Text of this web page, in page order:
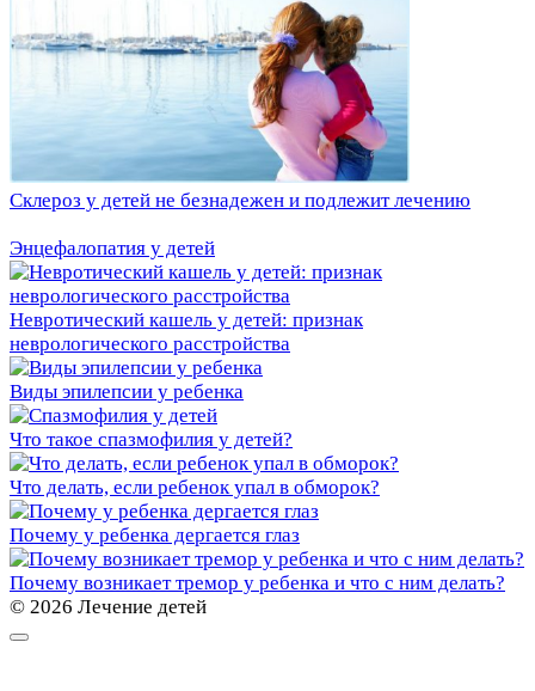
Склероз у детей не безнадежен и подлежит лечению
Энцефалопатия у детей
Невротический кашель у детей: признак
неврологического расстройства
Виды эпилепсии у ребенка
Что такое спазмофилия у детей?
Что делать, если ребенок упал в обморок?
Почему у ребенка дергается глаз
Почему возникает тремор у ребенка и что с ним делать?
© 2026 Лечение детей